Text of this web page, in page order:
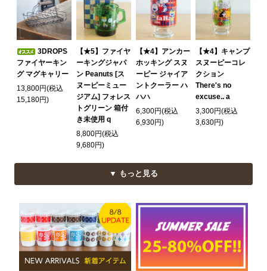
3DROPS
ファイヤーキン
グ マグキャリー
13,800円(税込
15,180円)
【★5】ファイヤ
ーキングジャパ
ン Peanuts [ス
ヌーピーミュー
ジアム] フォレス
トグリーン 箱付
き未使用 q
8,800円(税込
9,680円)
【★4】アンカー
ホッキング スヌ
ーピー ジャイア
ントクーラー ハ
ハハ
6,300円(税込
6,930円)
【★4】キャンプ
スヌーピーコレ
クション
There's no
excuse.. a
3,300円(税込
3,630円)
▼ もっと見る